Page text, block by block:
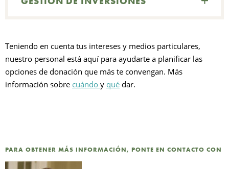
Teniendo en cuenta tus intereses y medios particulares,
nuestro personal está aquí para ayudarte a planificar las
opciones de donación que más te convengan. Más
información sobre cuándo y qué dar.
PARA OBTENER MÁS INFORMACIÓN, PONTE EN CONTACTO CON